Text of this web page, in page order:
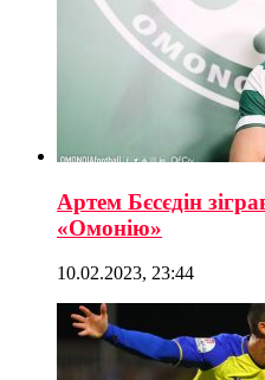
Артем Бєсєдін
«Омонію»
10.02.2023, 23:44